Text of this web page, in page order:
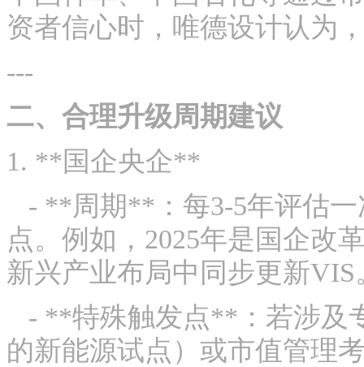
资者信心时，唯德设计认为
---
二、合理升级周期建议
1. **国企央企**
- **周期**：每3-5年评估一
点。例如，2025年是国企改
新兴产业布局中同步更新VIS
- **特殊触发点**：若涉及
的新能源试点）或市值管理